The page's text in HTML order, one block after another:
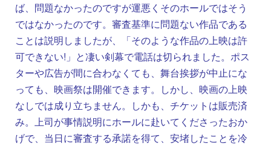
ば、問題なかったのですが運悪くそのホールではそう
ではなかったのです。審査基準に問題ない作品である
ことは説明しましたが、「そのような作品の上映は許
可できない!」と凄い剣幕で電話は切られました。ポス
ターや広告が間に合わなくても、舞台挨拶が中止にな
っても、映画祭は開催できます。しかし、映画の上映
なしでは成り立ちません。しかも、チケットは販売済
み。上司が事情説明にホールに赴いてくださったおか
げで、当日に審査する承諾を得て、安堵したことを冷